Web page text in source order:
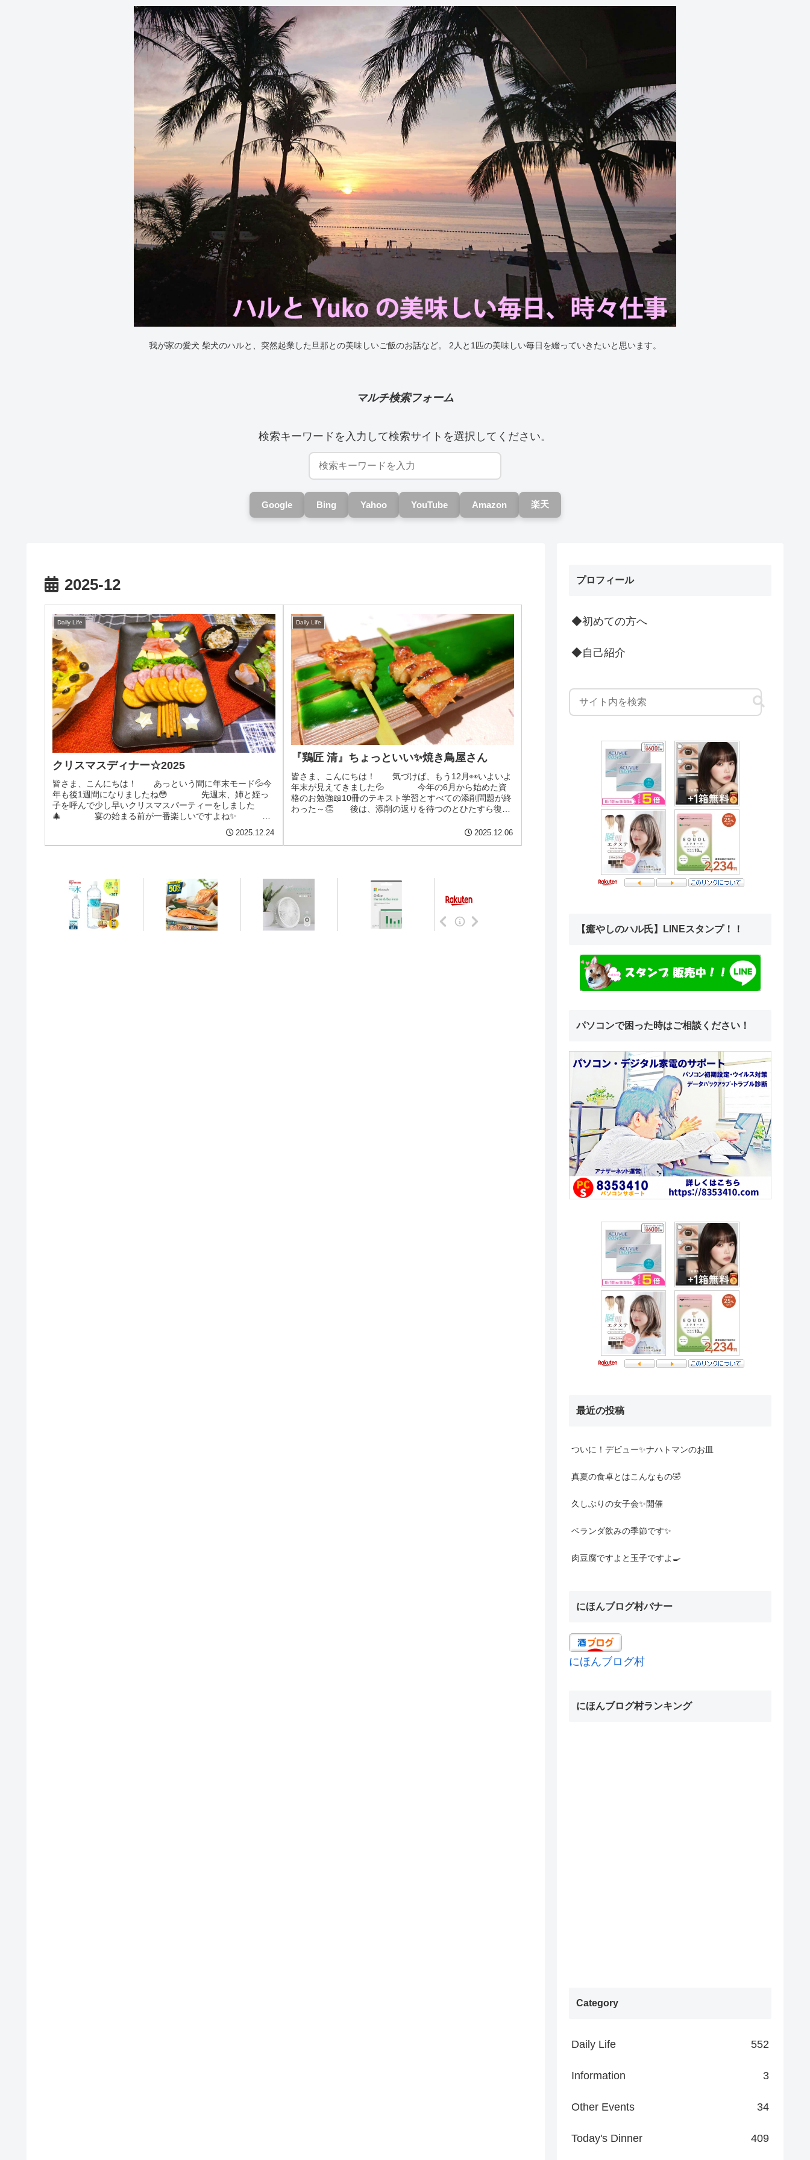
我が家の愛犬 柴犬のハルと、突然起業した旦那との美味しいご飯のお話など。 2人と1匹の美味しい毎日を綴っていきたいと思います。
マルチ検索フォーム
検索キーワードを入力して検索サイトを選択してください。
Google Bing Yahoo YouTube Amazon 楽天
2025-12
Daily Life
クリスマスディナー☆2025
皆さま、こんにちは！ あっという間に年末モード💦今
年も後1週間になりましたね😳 先週末、姉と姪っ
子を呼んで少し早いクリスマスパーティーをしました
🎄 宴の始まる前が一番楽しいですよね✨
2025.12.24
Daily Life
『鶏匠 清』ちょっといい✨焼き鳥屋さん
皆さま、こんにちは！ 気づけば、もう12月👀いよいよ
年末が見えてきました💦 今年の6月から始めた資
格のお勉強📖10冊のテキスト学習とすべての添削問題が終
わった～👏 後は、添削の返りを待つのとひたすら復習
2025.12.06
プロフィール
◆初めての方へ
◆自己紹介
【癒やしのハル氏】LINEスタンプ！！
パソコンで困った時はご相談ください！
最近の投稿
ついに！デビュー✨ナハトマンのお皿
真夏の食卓とはこんなもの🤣
久しぶりの女子会✨開催
ベランダ飲みの季節です✨
肉豆腐ですよと玉子ですよ🍳
にほんブログ村バナー
にほんブログ村
にほんブログ村ランキング
Category
Daily Life 552
Information 3
Other Events 34
Today's Dinner 409